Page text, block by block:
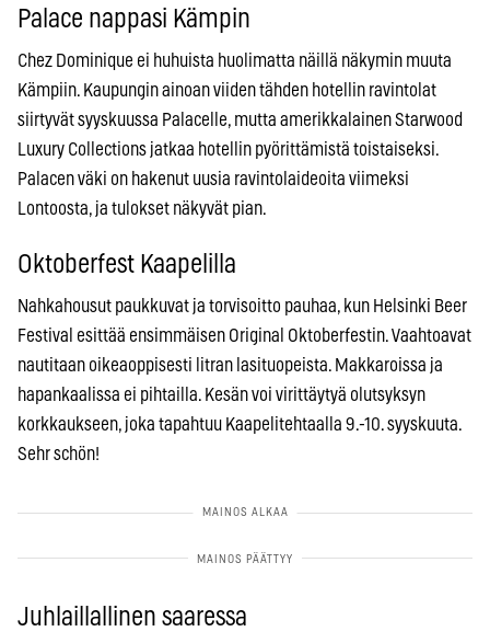
Palace nappasi Kämpin
Chez Dominique ei huhuista huolimatta näillä näkymin muuta
Kämpiin. Kaupungin ainoan viiden tähden hotellin ravintolat
siirtyvät syyskuussa Palacelle, mutta amerikkalainen Starwood
Luxury Collections jatkaa hotellin pyörittämistä toistaiseksi.
Palacen väki on hakenut uusia ravintolaideoita viimeksi
Lontoosta, ja tulokset näkyvät pian.
Oktoberfest Kaapelilla
Nahkahousut paukkuvat ja torvisoitto pauhaa, kun Helsinki Beer
Festival esittää ensimmäisen Original Oktoberfestin. Vaahtoavat
nautitaan oikeaoppisesti litran lasituopeista. Makkaroissa ja
hapankaalissa ei pihtailla. Kesän voi virittäytyä olutsyksyn
korkkaukseen, joka tapahtuu Kaapelitehtaalla 9.-10. syyskuuta.
Sehr schön!
Juhlaillallinen saaressa